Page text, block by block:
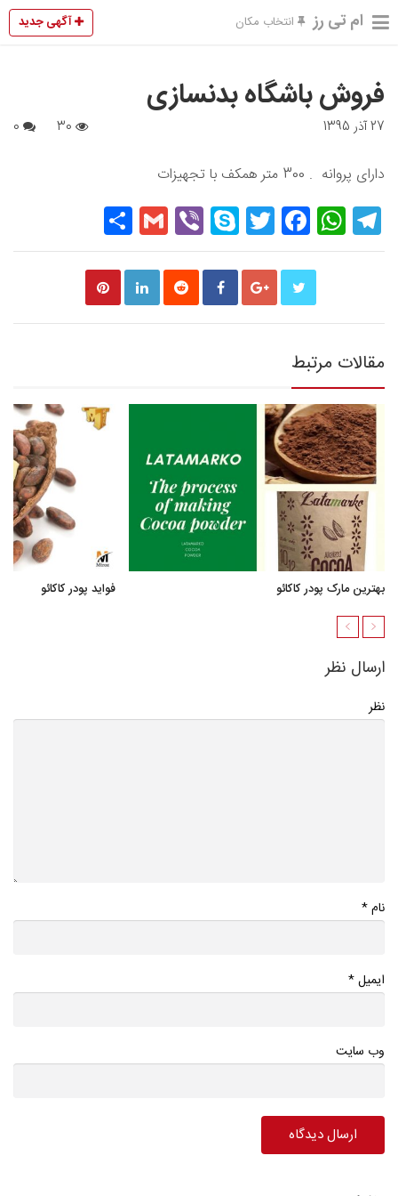
ام تی رز انتخاب مکان آگهی جدید
فروش باشگاه بدنسازی
27 آذر 1395
دارای پروانه . 300 متر همکف با تجهیزات
Telegram
WhatsApp
Facebook
Twitter
Skype
Viber
Gmail
مقالات مرتبط
بهترین مارک پودر کاکائو فواید پودر کاکائو
ارسال نظر
نظر
نام*
ایمیل*
وب سایت